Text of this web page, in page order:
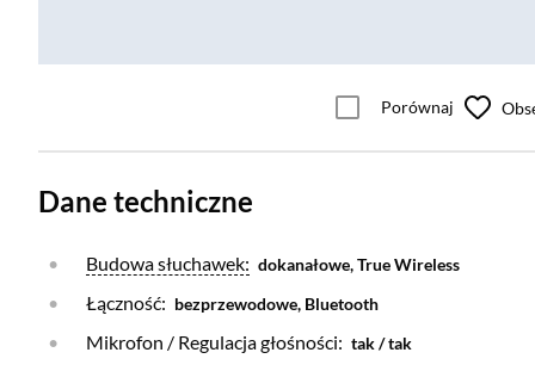
Porównaj
Dane techniczne
Otwórz warstwę
Budowa słuchawek: dokanałowe, True Wireless
Łączność: bezprzewodowe, Bluetooth
Mikrofon / Regulacja głośności: tak / tak